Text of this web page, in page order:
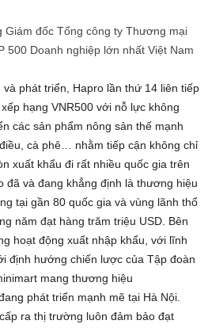
Giám đốc Tổng công ty Thương mại
500 Doanh nghiệp lớn nhất Việt Nam
phát triển, Hapro lần thứ 14 liên tiếp
hạng VNR500 với nỗ lực không
các sản phẩm nông sản thế mạnh
cà phê… nhằm tiếp cận không chỉ
xuất khẩu đi rất nhiều quốc gia trên
đã và đang khẳng định là thương hiệu
tại gần 80 quốc gia và vùng lãnh thổ
năm đạt hàng trăm triệu USD. Bên
hoạt động xuất nhập khẩu, với lĩnh
định hướng chiến lược của Tập đoàn
mang thương hiệu
phát triển mạnh mẽ tại Hà Nội.
ra thị trường luôn đảm bảo đạt